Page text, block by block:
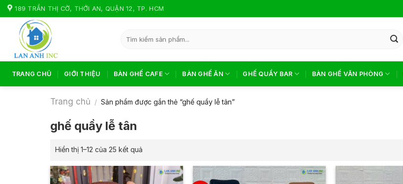
Skip
to
content
189 TRẦN THỊ CỜ, THỚI AN, QUẬN 12, TP. HCM
kiếm:
TRANG CHỦ GIỚI THIỆU BÀN GHẾ CAFE BÀN GHẾ ĂN GHẾ QUẦY BAR BÀN GHẾ VĂN PHÒNG
Trang chủ / Sản phẩm được gắn thẻ “ghế quầy lễ tân”
ghế quầy lễ tân
Hiển thị 1–12 của 25 kết quả